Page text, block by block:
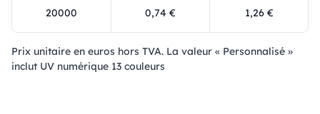
20000 0,74 € 1,26 €
Prix ​​unitaire en euros hors TVA. La valeur « Personnalisé »
inclut UV numérique 13 couleurs